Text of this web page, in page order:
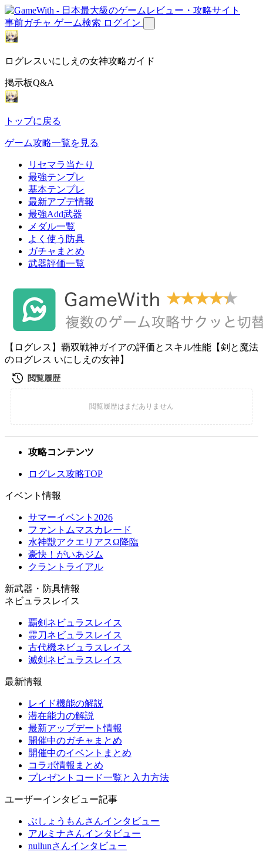
事前ガチャ ゲーム検索 ログイン
ログレスいにしえの女神攻略ガイド
掲示板Q&A
トップに戻る
ゲーム攻略一覧を見る
リセマラ当たり
最強テンプレ
基本テンプレ
最新アプデ情報
最強Add武器
メダル一覧
よく使う防具
ガチャまとめ
武器評価一覧
【ログレス】覇双戦神ガイアの評価とスキル性能【剣と魔法
のログレス いにしえの女神】
攻略コンテンツ
ログレス攻略TOP
イベント情報
サマーイベント2026
ファントムマスカレード
水神獣アクエリアスΩ降臨
豪快！がいあジム
クラントライアル
新武器・防具情報
ネビュラスレイス
覇剣ネビュラスレイス
霊刀ネビュラスレイス
古代機ネビュラスレイス
滅剣ネビュラスレイス
最新情報
レイド機能の解説
潜在能力の解説
最新アップデート情報
開催中のガチャまとめ
開催中のイベントまとめ
コラボ情報まとめ
プレゼントコード一覧と入力方法
ユーザーインタビュー記事
ぶしょうもんさんインタビュー
アルミナさんインタビュー
nullunさんインタビュー